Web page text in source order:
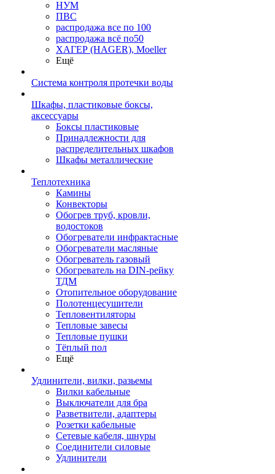
НУМ
ПВС
распродажа все по 100
распродажа всё по50
ХАГЕР (HAGER), Moeller
Ещё
Система контроля протечки воды
Шкафы, пластиковые боксы,
аксессуары
Боксы пластиковые
Принадлежности для
распределительных шкафов
Шкафы металлические
Теплотехника
Камины
Конвекторы
Обогрев труб, кровли,
водостоков
Обогреватели инфрактасные
Обогреватели масляные
Обогреватель газовый
Обогреватель на DIN-рейку
ТДМ
Отопительное оборудование
Полотенцесушители
Тепловентиляторы
Тепловые завесы
Тепловые пушки
Тёплый пол
Ещё
Удлинители, вилки, разьемы
Вилки кабельные
Выключатели для бра
Разветвители, адаптеры
Розетки кабельные
Сетевые кабеля, шнуры
Соединители силовые
Удлинители